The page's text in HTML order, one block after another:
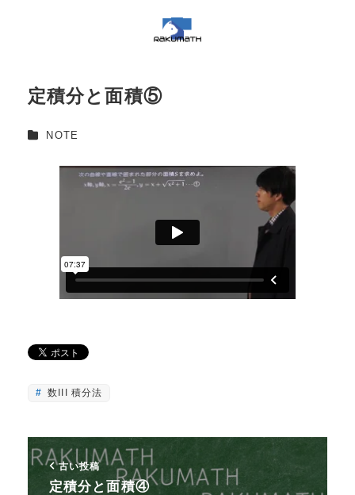
定積分と面積⑤
カテゴリー
NOTE
数III 積分法
古い投稿
定積分と面積④